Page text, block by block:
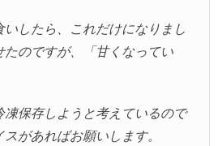
いしたら、これだけになりまし
たのですが、「甘くなってい
凍保存しようと考えているので
があればお願いします。